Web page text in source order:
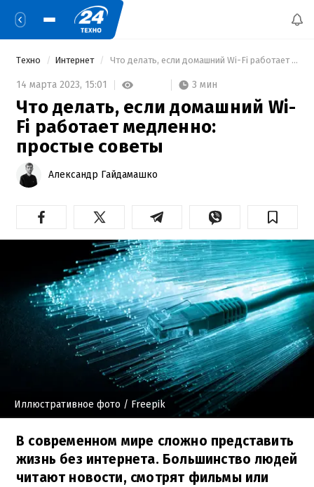
Техно Интернет Что делать, если домашний Wi-Fi работает медленно: простые советы
14 марта 2023, 15:01 3 мин
Что делать, если домашний Wi-
Fi работает медленно:
простые советы
Александр Гайдамашко
Иллюстративное фото / Freepik
В современном мире сложно представить
жизнь без интернета. Большинство людей
читают новости, смотрят фильмы или